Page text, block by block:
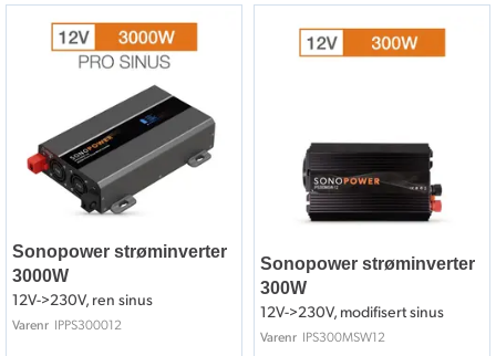
Sonopower strøminverter
3000W
12V->230V, ren sinus
Varenr IPPS300012
Sonopower strøminverter
300W
12V->230V, modifisert sinus
Varenr IPS300MSW12